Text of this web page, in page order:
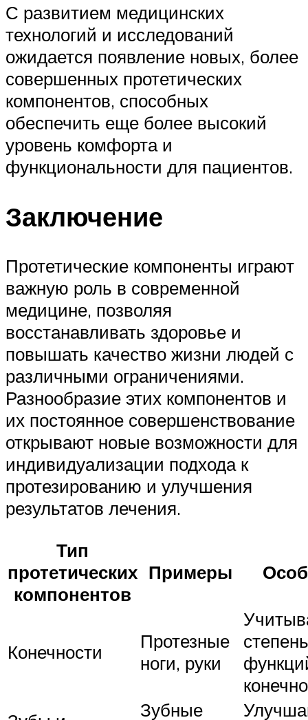
С развитием медицинских
технологий и исследований
ожидается появление новых, более
совершенных протетических
компонентов, способных
обеспечить еще более высокий
уровень комфорта и
функциональности для пациентов.
Заключение
Протетические компоненты играют
важную роль в современной
медицине, позволяя
восстанавливать здоровье и
повышать качество жизни людей с
различными ограничениями.
Разнообразие этих компонентов и
их постоянное совершенствование
открывают новые возможности для
индивидуализации подхода к
протезированию и улучшения
результатов лечения.
Тип
протетических
компонентов
Примеры
Конечности
Протезные
ноги, руки
Зубные